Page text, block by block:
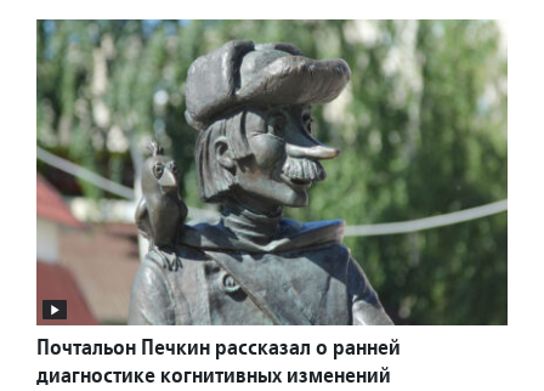
Почтальон Печкин рассказал о ранней
диагностике когнитивных изменений